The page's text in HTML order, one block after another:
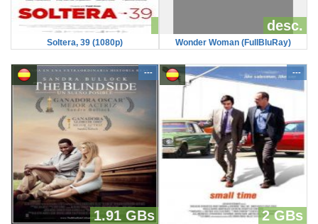
Soltera, 39 (1080p)
desc.
Wonder Woman (FullBluRay)
---
1.91 GBs
---
2 GBs